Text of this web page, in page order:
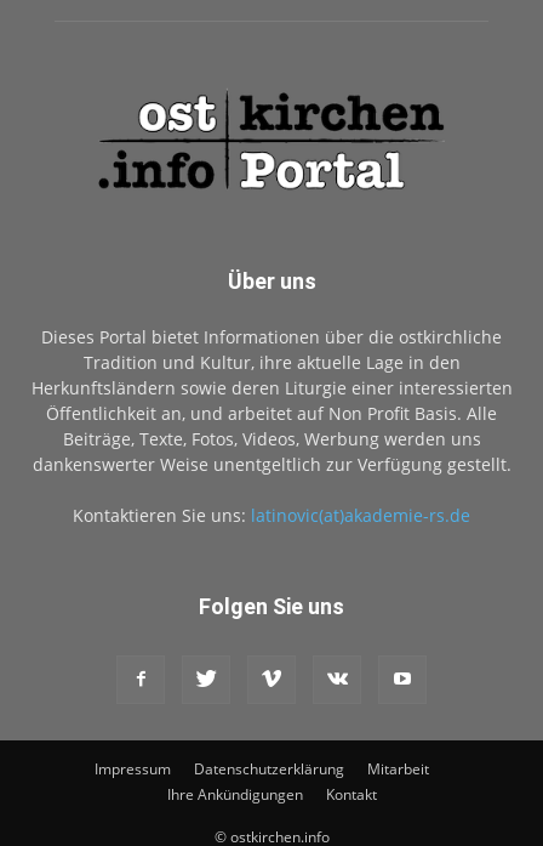
Über uns
Dieses Portal bietet Informationen über die ostkirchliche
Tradition und Kultur, ihre aktuelle Lage in den
Herkunftsländern sowie deren Liturgie einer interessierten
Öffentlichkeit an, und arbeitet auf Non Profit Basis. Alle
Beiträge, Texte, Fotos, Videos, Werbung werden uns
dankenswerter Weise unentgeltlich zur Verfügung gestellt.
Kontaktieren Sie uns: latinovic(at)akademie-rs.de
Folgen Sie uns
Impressum Datenschutzerklärung
Mitarbeit
Ihre Ankündigungen
Kontakt
© ostkirchen.info